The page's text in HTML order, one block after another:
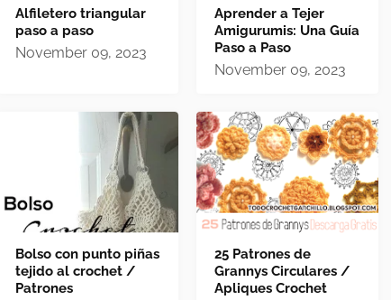
Alfiletero triangular
paso a paso
November 09, 2023
Aprender a Tejer
Amigurumis: Una Guía
Paso a Paso
November 09, 2023
Bolso con punto piñas
tejido al crochet /
Patrones
25 Patrones de
Grannys Circulares /
Apliques Crochet